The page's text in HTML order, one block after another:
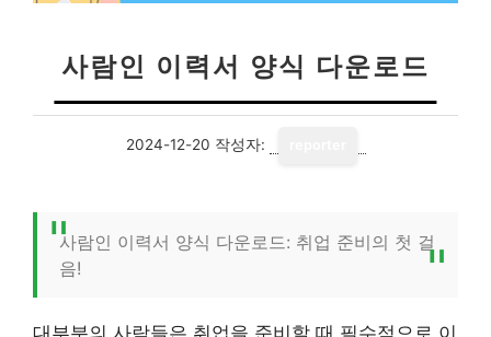
사람인 이력서 양식 다운로드
2024-12-20 작성자:
사람인 이력서 양식 다운로드: 취업 준비의 첫 걸
음!
대부분의 사람들은 취업을 준비할 때 필수적으로 이